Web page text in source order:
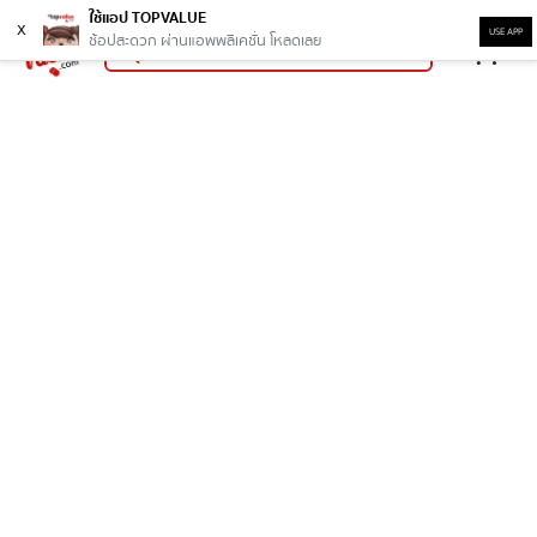
x
ใช้แอป TOPVALUE
ช้อปสะดวก ผ่านแอพพลิเคชั่น โหลดเลย
USE APP